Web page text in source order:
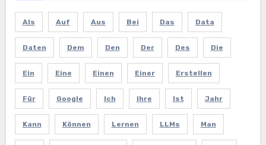
Als Auf Aus Bei Das Data
Daten Dem Den Der Des Die
Ein Eine Einen Einer Erstellen
Für Google Ich Ihre Ist Jahr
Kann Können Lernen LLMs Man